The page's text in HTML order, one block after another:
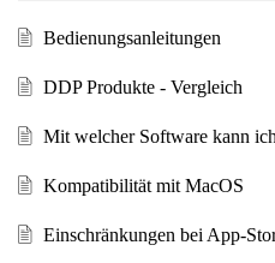
Bedienungsanleitungen
DDP Produkte - Vergleich
Mit welcher Software kann
Kompatibilität mit MacOS
Einschränkungen bei App-